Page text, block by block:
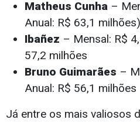
Matheus Cunha –
Anual: R$ 63,1 milhões)
Ibañez – Mensal: R$
57,2 milhões
Bruno Guimarães –
Anual: R$ 56,1 milhões
Já entre os mais valiosos